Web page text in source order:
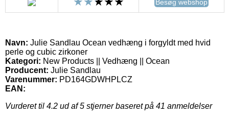
Besøg webshop
Navn: Julie Sandlau Ocean vedhæng i forgyldt med hvid
perle og cubic zirkoner
Kategori: New Products || Vedhæng || Ocean
Producent: Julie Sandlau
Varenummer: PD164GDWHPLCZ
EAN:
Vurderet til 4.2 ud af 5 stjerner baseret på 41 anmeldelser